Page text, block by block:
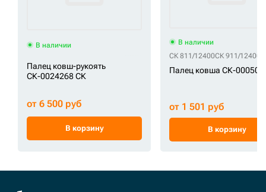
В наличии
Палец ковш-рукоять
СК-0024268 СК
от 6 500 руб
В корзину
В наличии
СК 811/12400СК 911/12400
Палец ковша СК-
от 1 501 руб
В корзину